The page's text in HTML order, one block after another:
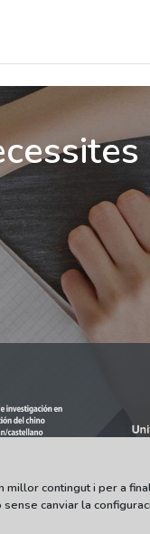
Barcelona
contingut i per a
canviar la